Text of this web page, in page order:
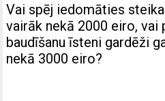
Vai spēj iedomāties
vairāk nekā 2000 eiro, vai
baudīšanu īsteni gardēži
nekā 3000 eiro?